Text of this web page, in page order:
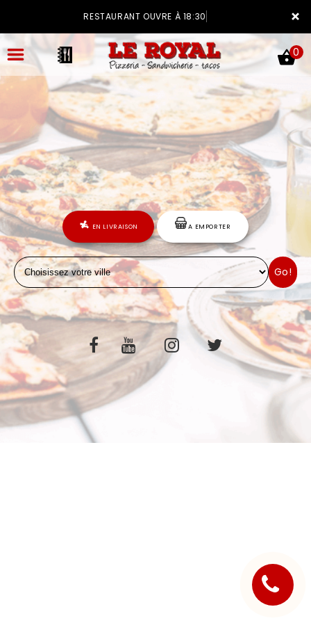
×
RESTAURANT OUVRE À 18:30
ACCUEIL
LA CARTE
VOTRE COMPTE
NOTRE RESTAURANT
VOS AVIS
MENTIONS LÉGALES
C.G.V
0
EN LIVRAISON A EMPORTER
Go!